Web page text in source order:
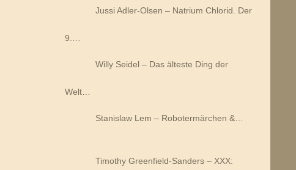
Jussi Adler-Olsen – Natrium Chlorid. Der
9.…
Willy Seidel – Das älteste Ding der
Welt…
Stanislaw Lem – Robotermärchen &…
Timothy Greenfield-Sanders – XXX: